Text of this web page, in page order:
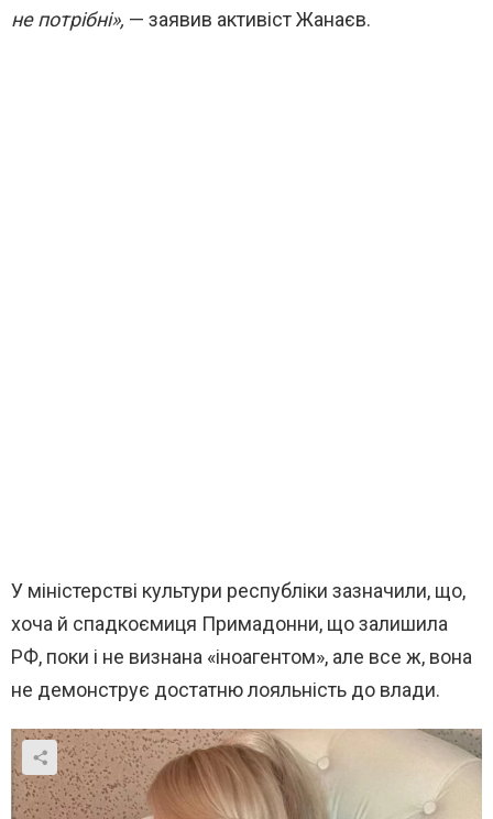
не потрібні», — заявив активіст Жанаєв.
У міністерстві культури республіки зазначили, що,
хоча й спадкоємиця Примадонни, що залишила
РФ, поки і не визнана «іноагентом», але все ж, вона
не демонструє достатню лояльність до влади.